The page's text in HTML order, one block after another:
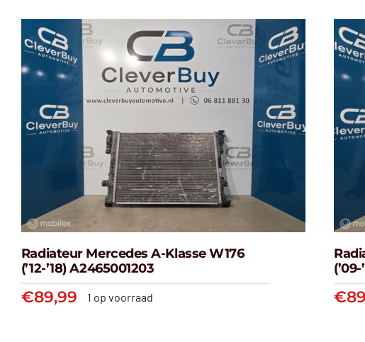
Radiateur Mercedes A-Klasse W176
(’12-’18) A2465001203
€89,99 1 op voorraad €